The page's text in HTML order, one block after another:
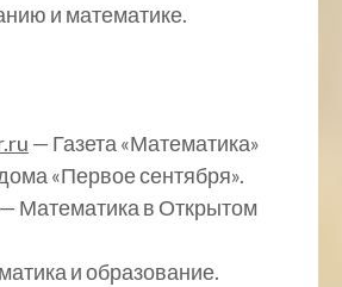
и математике.
— Газета «Математика»
«Первое сентября».
— Математика в Открытом
и образование.